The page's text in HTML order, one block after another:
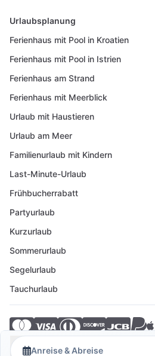
Anreise & Abreise
Urlaubsplanung
Ferienhaus mit Pool in Kroatien
Ferienhaus mit Pool in Istrien
Ferienhaus am Strand
Ferienhaus mit Meerblick
Urlaub mit Haustieren
Urlaub am Meer
Familienurlaub mit Kindern
Last-Minute-Urlaub
Frühbucherrabatt
Partyurlaub
Kurzurlaub
Sommerurlaub
Segelurlaub
Tauchurlaub